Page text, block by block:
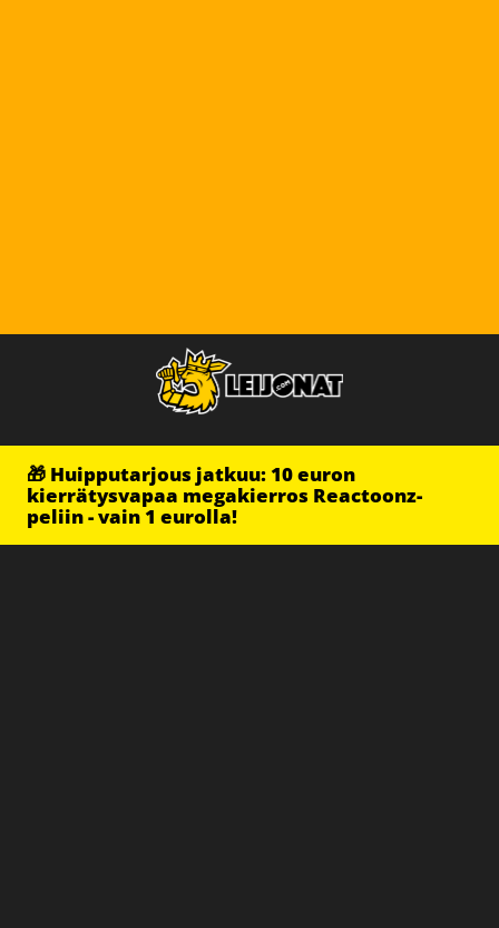
🎁 Huipputarjous jatkuu: 10 euron
kierrätysvapaa megakierros Reactoonz-
peliin - vain 1 eurolla!